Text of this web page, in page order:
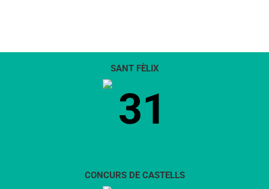
SANT FÈLIX
31
CONCURS DE CASTELLS